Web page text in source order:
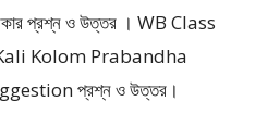
প্রশ্ন ও উত্তর । WB Class
Kolom Prabandha
প্রশ্ন ও উত্তর।